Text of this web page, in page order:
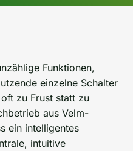
Funktionen,
einzelne Schalter
zu Frust statt zu
aus Velm-
ein intelligentes
intuitive